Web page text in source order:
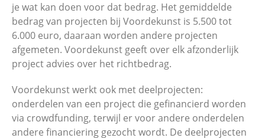
je wat kan doen voor dat bedrag. Het gemiddelde
bedrag van projecten bij Voordekunst is 5.500 tot
6.000 euro, daaraan worden andere projecten
afgemeten. Voordekunst geeft over elk afzonderlijk
project advies over het richtbedrag.
Voordekunst werkt ook met deelprojecten:
onderdelen van een project die gefinancierd worden
via crowdfunding, terwijl er voor andere onderdelen
andere financiering gezocht wordt. De deelprojecten